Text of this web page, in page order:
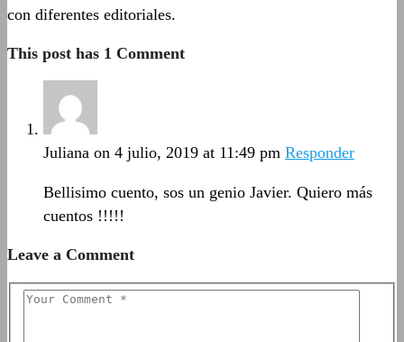
con diferentes editoriales.
This post has 1 Comment
Juliana on 4 julio, 2019 at 11:49 pm Responder
Bellisimo cuento, sos un genio Javier. Quiero más
cuentos !!!!!
Leave a Comment